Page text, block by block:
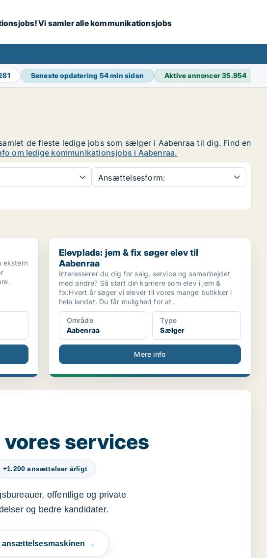
Vi samler alle kommunikationsjobs
Seneste opdatering 54 min siden Aktive annoncer35.954
de fleste ledige jobs som sælger i Aabenraa til dig. Find en
om ledige kommunikationsjobs i Aabenraa.
Ansættelsesform:
ekstern
Elevplads: jem & fix søger elev til Aabenraa
Elevplads: jem & fix søger elev til
Aabenraa
Interesserer du dig for salg, service og samarbejdet
med andre? Så start din karriere som elev i jem &
fix.Hvert år søger vi elever til vores mange butikker i
hele landet. Du får mulighed for at .
Område
Aabenraa
Type
Sælger
Mere info
services
+1.200 ansættelser årligt
offentlige og private
og bedre kandidater.
ansættelsesmaskinen →